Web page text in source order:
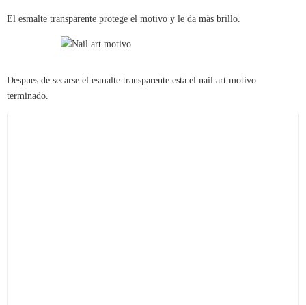
El esmalte transparente protege el motivo y le da màs brillo.
Despues de secarse el esmalte transparente esta el nail art motivo
terminado.